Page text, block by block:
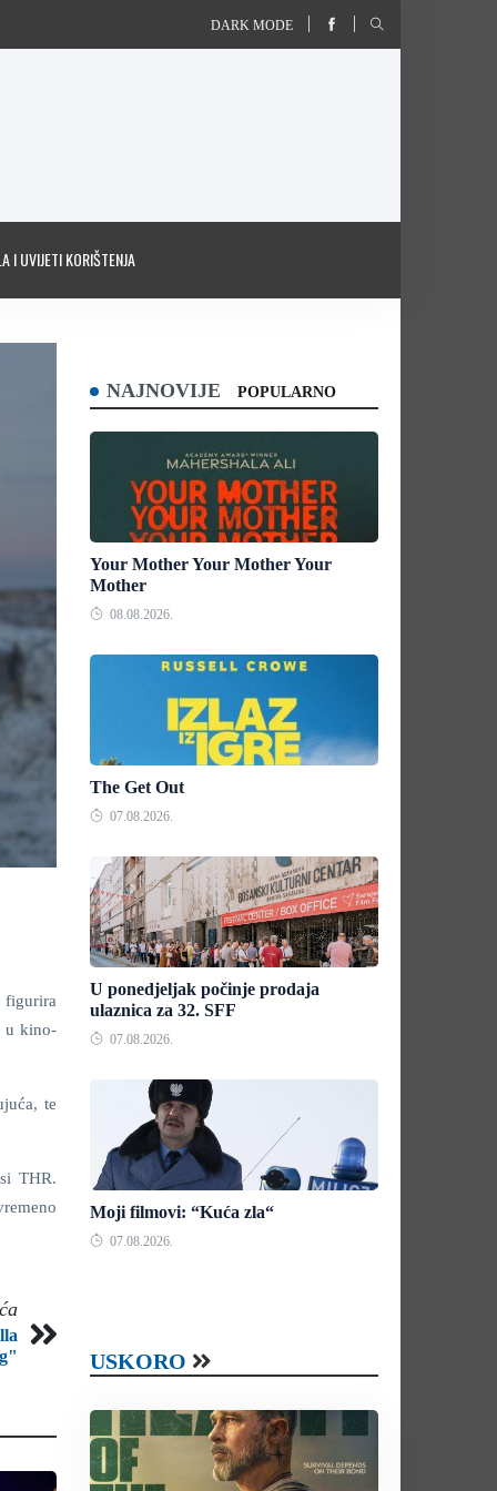
DARK MODE
I UVIJETI KORIŠTENJA
figurira
u kino-
te
THR.
NAJNOVIJE POPULARNO
Your Mother Your Mother Your
Mother
08.08.2026.
The Get Out
07.08.2026.
U ponedjeljak počinje prodaja
ulaznica za 32. SFF
07.08.2026.
Moji filmovi: “Kuća zla“
07.08.2026.
USKORO